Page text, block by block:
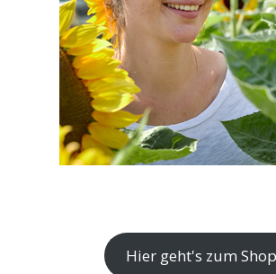
Hier geht's zum Shop